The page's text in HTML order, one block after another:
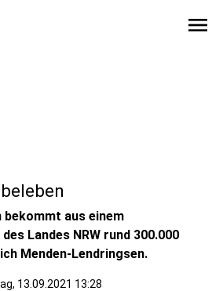
menu
bekommt aus einem
Landes NRW rund 300.000
Menden-Lendringsen.
13.09.2021 13:28